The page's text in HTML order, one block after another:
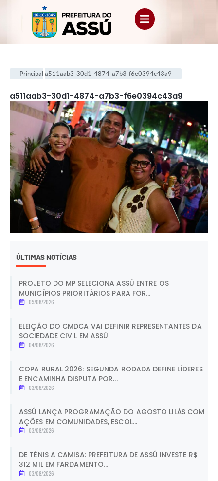
Principala511aab3-30d1-4874-a7b3-f6e0394c43a9
a511aab3-30d1-4874-a7b3-f6e0394c43a9
ÚLTIMAS NOTÍCIAS
PROJETO DO MP SELECIONA ASSÚ ENTRE OS
MUNICÍPIOS PRIORITÁRIOS PARA FOR...
05/08/2026
ELEIÇÃO DO CMDCA VAI DEFINIR REPRESENTANTES DA
SOCIEDADE CIVIL EM ASSÚ
04/08/2026
COPA RURAL 2026: SEGUNDA RODADA DEFINE LÍDERES
E ENCAMINHA DISPUTA POR...
03/08/2026
ASSÚ LANÇA PROGRAMAÇÃO DO AGOSTO LILÁS COM
AÇÕES EM COMUNIDADES, ESCOL...
03/08/2026
DE TÊNIS A CAMISA: PREFEITURA DE ASSÚ INVESTE R$
312 MIL EM FARDAMENTO...
03/08/2026